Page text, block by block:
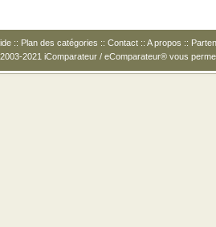
:: Plan des catégories :: Contact :: A propos ::
2021 iComparateur / eComparateur® vous